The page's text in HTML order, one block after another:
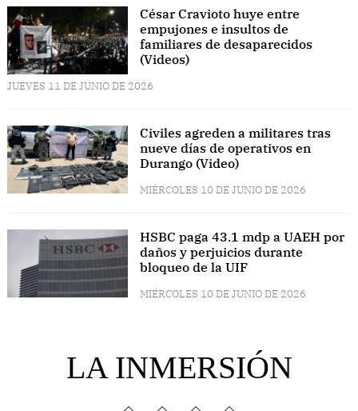
César Cravioto huye entre
empujones e insultos de
familiares de desaparecidos
(Videos)
JUEVES 11 DE JUNIO DE 2026
Civiles agreden a militares tras
nueve días de operativos en
Durango (Video)
MIÉRCOLES 10 DE JUNIO DE 2026
HSBC paga 43.1 mdp a UAEH por
daños y perjuicios durante
bloqueo de la UIF
MIÉRCOLES 10 DE JUNIO DE 2026
LA INMERSIÓN